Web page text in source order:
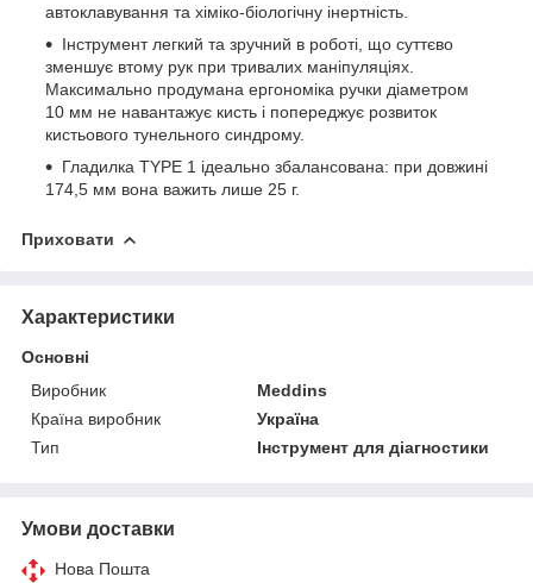
автоклавування та хіміко-біологічну інертність.
Інструмент легкий та зручний в роботі, що суттєво
зменшує втому рук при тривалих маніпуляціях.
Максимально продумана ергономіка ручки діаметром
10 мм не навантажує кисть і попереджує розвиток
кистьового тунельного синдрому.
Гладилка TYPE 1 ідеально збалансована: при довжині
174,5 мм вона важить лише 25 г.
Приховати
Характеристики
Основні
Виробник
Meddins
Країна виробник
Україна
Тип
Інструмент для діагностики
Умови доставки
Нова Пошта